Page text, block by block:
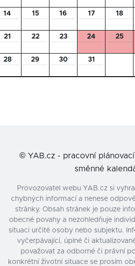
14 15 16 17 18
21 22 23 24 25
28 29 30 31
© YAB.cz - pracovní
směnné
Provozovatel webu YAB.cz si
chybných informací a nenese
stránky. Obsah stránek je pouze
obecné povahy a nezohledňuje
situaci určité osoby nebo subjektu.
vyčerpávající, úplné či
považovat za odborné či právní
konkrétní životní situace se prosím